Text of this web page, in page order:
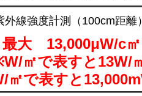
外線強度計測（100cm距離
最大 13,000μW/c㎡
㎡で表すと13W/
㎡で表すと